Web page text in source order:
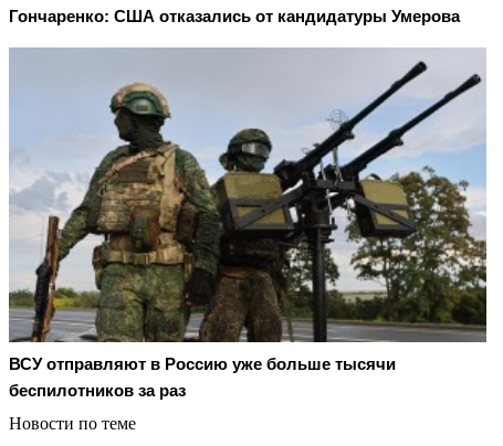
Гончаренко: США отказались от кандидатуры Умерова
ВСУ отправляют в Россию уже больше тысячи
беспилотников за раз
Новости по теме